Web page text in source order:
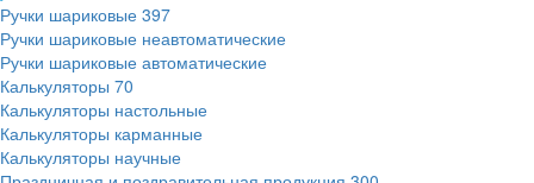
Ручки шариковые 397
Ручки шариковые неавтоматические
Ручки шариковые автоматические
Калькуляторы 70
Калькуляторы настольные
Калькуляторы карманные
Калькуляторы научные